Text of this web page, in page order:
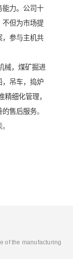
能力。公司十
不但为市场提
，参与主机共
械，煤矿掘进
，吊车，捣炉
精细化管理，
的售后服务。
of the manufacturing